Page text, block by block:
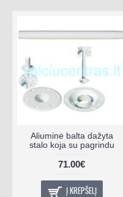
Aliuminė balta dažyta
stalo koja su pagrindu
71.00€
Į KREPŠELĮ